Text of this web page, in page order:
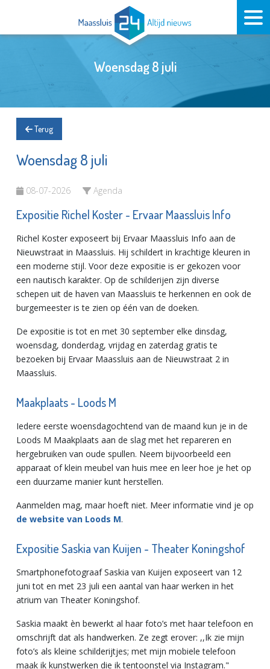
Woensdag 8 juli
Terug
Woensdag 8 juli
08-07-2026 Agenda
Expositie Richel Koster - Ervaar Maassluis Info
Richel Koster exposeert bij Ervaar Maassluis Info aan de
Nieuwstraat in Maassluis. Hij schildert in krachtige kleuren in
een moderne stijl. Voor deze expositie is er gekozen voor
een nautisch karakter. Op de schilderijen zijn diverse
schepen uit de haven van Maassluis te herkennen en ook de
burgemeester is te zien op één van de doeken.
De expositie is tot en met 30 september elke dinsdag,
woensdag, donderdag, vrijdag en zaterdag gratis te
bezoeken bij Ervaar Maassluis aan de Nieuwstraat 2 in
Maassluis.
Maakplaats - Loods M
Iedere eerste woensdagochtend van de maand kun je in de
Loods M Maakplaats aan de slag met het repareren en
hergebruiken van oude spullen. Neem bijvoorbeeld een
apparaat of klein meubel van huis mee en leer hoe je het op
een duurzame manier kunt herstellen.
Aanmelden mag, maar hoeft niet. Meer informatie vind je op
de website van Loods M.
Expositie Saskia van Kuijen - Theater Koningshof
Smartphonefotograaf Saskia van Kuijen exposeert van 12
juni tot en met 23 juli een aantal van haar werken in het
atrium van Theater Koningshof.
Saskia maakt èn bewerkt al haar foto’s met haar telefoon en
omschrijft dat als handwerken. Ze zegt erover: ,,Ik zie mijn
foto’s als kleine schilderijtjes; met mijn mobiele telefoon
maak ik kunstwerken die ik tentoonstel via Instagram."